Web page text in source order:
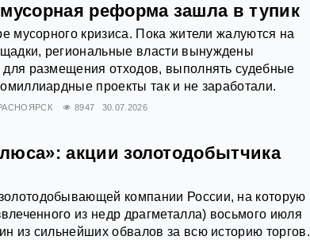
реформа зашла в тупик
мусорного кризиса. Пока жители жалуются на
региональные власти вынуждены
размещения отходов, выполнять судебные
проекты так и не заработали.
8947 30.07.2026
акции золотодобытчика
компании России, на которую
из недр драгметалла) восьмого июля
из сильнейших обвалов за всю историю торгов.